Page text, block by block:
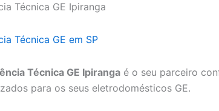
Técnica GE Ipiranga
Técnica GE em SP
Técnica GE Ipiranga é o seu parceiro
para os seus eletrodomésticos GE.